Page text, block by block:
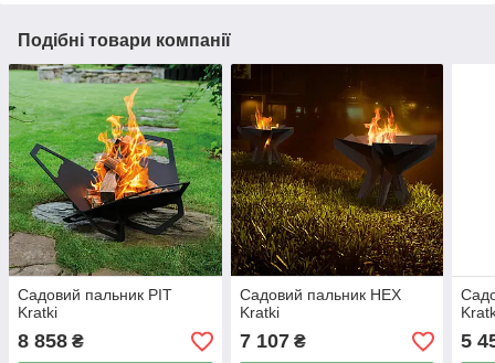
Подібні товари компанії
Садовий пальник PIT
Kratki
8 858 ₴
Садовий пальник HEX
Kratki
7 107₴ 5